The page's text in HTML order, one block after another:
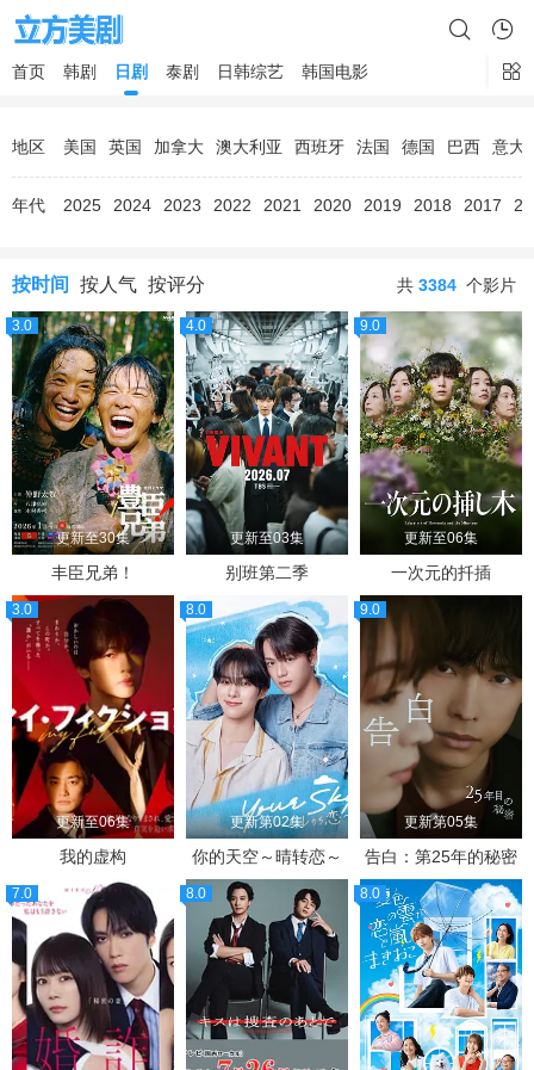
首页 韩剧 日剧 泰剧 日韩综艺 韩国电影
地区 美国 英国 加拿大 澳大利亚 西班牙 法国 德国 巴西 意大
年代 2025 2024 2023 2022 2021 2020 2019 2018 2017
按时间 按人气 按评分 共 3384 个影片
3.0
更新至30集
丰臣兄弟！
4.0
更新至03集
别班第二季
9.0
更新至06集
一次元的扦插
3.0
更新至06集
我的虚构
8.0
更新第02集
你的天空～晴转恋～
9.0
更新第05集
告白：第25年的秘密
7.0 8.0 8.0